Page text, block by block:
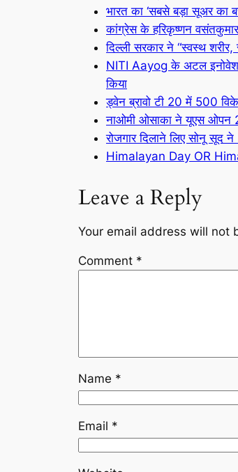
भारत का ‘सबसे बड़ा सूअर
कांग्रेस के हरिकृष्णन
दिल्ली सरकार ने “स्वस्थ
NITI Aayog के अटल
किया
ड्वेन ब्रावो टी 20 में 500
नाओमी ओसाका ने यूएस ओपन
रोजगार दिलाने लिए सोनू
Himalayan Day OR
Leave a Reply
Your email address will not
Comment *
Name *
Email *